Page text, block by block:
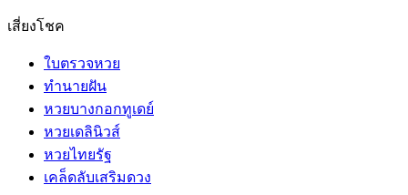
เสี่ยงโชค
ใบตรวจหวย
ทำนายฝัน
หวยบางกอกทูเดย์
หวยเดลินิวส์
หวยไทยรัฐ
เคล็ดลับเสริมดวง